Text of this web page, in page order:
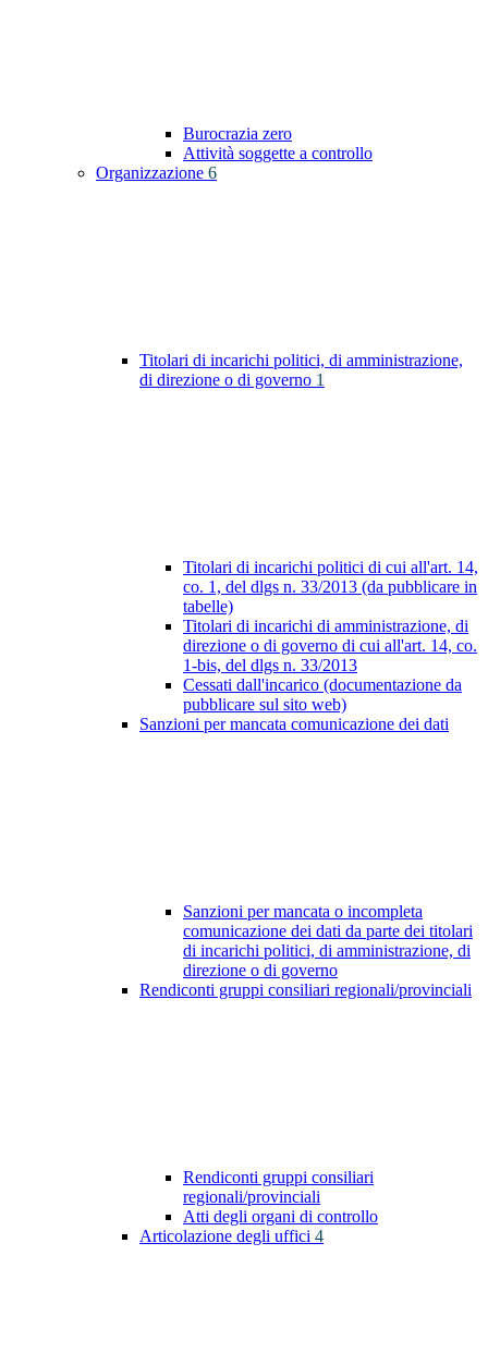
Burocrazia zero
Attività soggette a controllo
Organizzazione 6
Titolari di incarichi politici, di amministrazione,
di direzione o di governo 1
Titolari di incarichi politici di cui all'art. 14,
co. 1, del dlgs n. 33/2013 (da pubblicare in
tabelle)
Titolari di incarichi di amministrazione, di
direzione o di governo di cui all'art. 14, co.
1-bis, del dlgs n. 33/2013
Cessati dall'incarico (documentazione da
pubblicare sul sito web)
Sanzioni per mancata comunicazione dei dati
Sanzioni per mancata o incompleta
comunicazione dei dati da parte dei titolari
di incarichi politici, di amministrazione, di
direzione o di governo
Rendiconti gruppi consiliari regionali/provinciali
Rendiconti gruppi consiliari
regionali/provinciali
Atti degli organi di controllo
Articolazione degli uffici 4